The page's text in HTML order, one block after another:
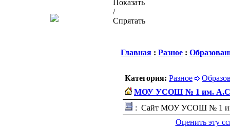
Главная : Разное :
Категория: Разное
МОУ УСОШ № 1 им. А.С.
: Сайт МОУ УСОШ № 1
Оценить эту